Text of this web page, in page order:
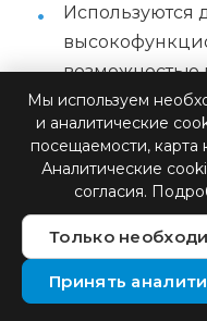
Используются
возможностью
манипуляций
Применяются в
интуитивным
походкой
Исследуются
для
параличах и
Мы используем
и аналитические
посещаемости, карта
Аналитические
согласия.
Только
Принять